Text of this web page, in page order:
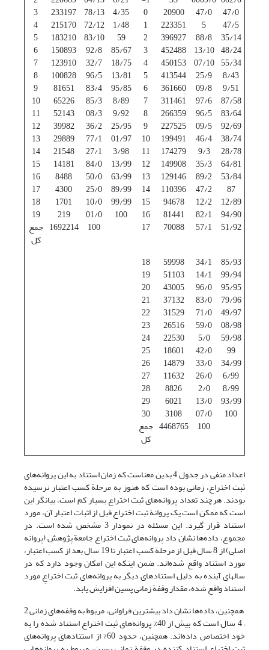
47/0
47/0
20900
0
4/35
78/13
233197
3
47/5
5
223351
1
1/48
72/12
215170
4
35/14
88/8
396927
2
59
83/10
183210
5
48/24
13/10
452488
3
85/67
92/8
150893
6
55/34
07/10
450153
4
18/75
32/7
123910
7
8/43
25/9
413544
5
13/81
96/5
100828
8
9/51
09/8
361660
6
95/85
83/4
81651
9
87/58
97/6
311461
7
8/89
85/3
65226
10
83/64
96/5
266359
8
9/92
08/3
52143
11
92/69
09/5
227525
9
25/95
36/2
39982
12
38/74
46/4
199491
10
01/97
77/1
29889
13
28/78
9/3
174279
11
3/98
27/1
21548
14
64/81
35/3
149908
12
13/99
84/0
14181
15
53/84
89/2
129146
13
63/99
50/0
8488
16
87
47/2
110396
14
89/99
25/0
4300
17
12/89
12/2
94678
15
99/99
10/0
1701
18
94/90
82/1
81441
16
100
01/0
219
19
51/92
57/1
70088
17
100
1692214 جمع
کل
85/93
34/1
59998
18
99/94
14/1
51103
19
95/95
96/0
43005
20
79/96
83/0
37132
21
49/97
71/0
31529
22
08/98
59/0
26516
23
59/98
5/0
22530
24
99
42/0
18601
25
34/99
33/0
14879
26
6/99
26/0
11632
27
8/99
2/0
8826
28
93/99
13/0
6021
29
100
07/0
3108
30
100
4468765 جمع
کل
اعداد منفی در جدول 4 بدین معناست که زمان استناد به این پروانه‌های
ثبت اختراع، زمانی بوده است که هنوز به مرحلة کسب اعتبار نرسیده
بودند. هرچند تعداد پروانه‌های ثبت اختراع بسیار کم است، بیانگر این
است که ممکن است یک پروانة ثبت اختراع قبل از اثبات اعتبار آن، مورد
استناد قرار گیرد. این مسئله در نمودار 3 مشخص شده است. در
مجموع، داده‌ها نشان داد پروانه‌های ثبت اختراع جامعة پژوهش (پروانه
اصلی) از 8 سال قبل از مرحلة کسب اعتبار تا 19 سال بعد از کسب اعتبار،
مورد استناد واقع شده‌اند. ضمن اینکه این امکان وجود دارد که در
سالهای آینده به دلیل استنادهای دیگر به پروانه‌های ثبت اختراعِ مورد
استناد واقع شده، مقدار وقفة زمانی پسین افزایش یابد.
همچنین، داده‌ها نشان داد بیشترین فراوانی، مربوط به وقفه‌های زمانی 2
– 4 سال است که بیش از 40% پروانه‌های ثبت اختراع استناد شده را به
خود اختصاص داده‌اند. همچنین، حدود 60% از استنادهای پروانه‌های